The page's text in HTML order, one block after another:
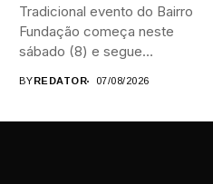
Tradicional evento do Bairro
Fundação começa neste
sábado (8) e segue
BYREDATOR 07/08/2026